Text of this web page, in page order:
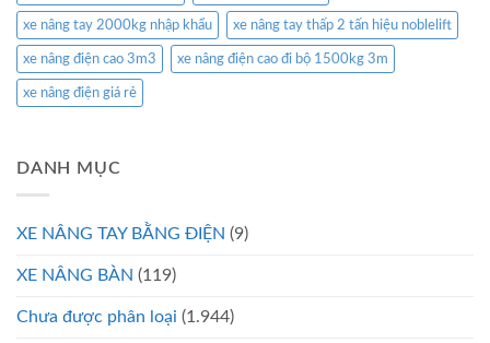
xe nâng tay 2000kg nhập khẩu xe nâng tay thấp 2 tấn hiệu noblelift
xe nâng điện cao 3m3 xe nâng điện cao đi bộ 1500kg 3m
xe nâng điện giá rẻ
DANH MỤC
XE NÂNG TAY BẰNG ĐIỆN (9)
XE NÂNG BÀN (119)
Chưa được phân loại (1.944)